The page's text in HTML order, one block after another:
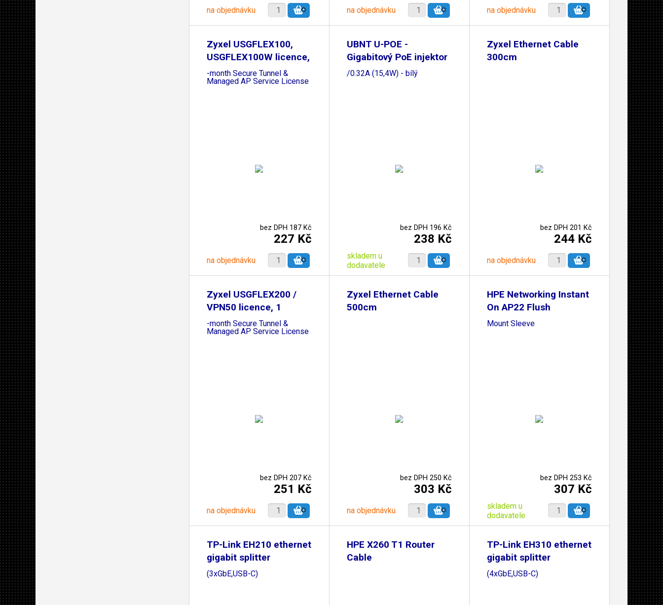
na objednávku na objednávku na objednávku
Zyxel USGFLEX100,
USGFLEX100W licence,
1
-month Secure Tunnel &
Managed AP Service License
bez DPH 187 Kč
227 Kč
na objednávku
UBNT U-POE -
Gigabitový PoE injektor
48V
/0.32A (15,4W) - bílý
bez DPH 196 Kč
238 Kč
skladem u
dodavatele
Zyxel Ethernet Cable
300cm
bez DPH 201 Kč
244 Kč
na objednávku
Zyxel USGFLEX200 /
VPN50 licence, 1
-month Secure Tunnel &
Managed AP Service License
bez DPH 207 Kč
251 Kč
na objednávku
Zyxel Ethernet Cable
500cm
bez DPH 250 Kč
303 Kč
na objednávku
HPE Networking Instant
On AP22 Flush
Mount Sleeve
bez DPH 253 Kč
307 Kč
skladem u
dodavatele
TP-Link EH210 ethernet
gigabit splitter
(3xGbE,USB-C)
HPE X260 T1 Router
Cable
TP-Link EH310 ethernet
gigabit splitter
(4xGbE,USB-C)